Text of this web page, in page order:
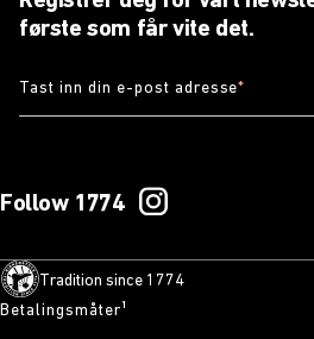
første som får vite det.
Tast inn din e-post adresse*
Follow 1774
Tradition since 1774
Betalingsmåter¹